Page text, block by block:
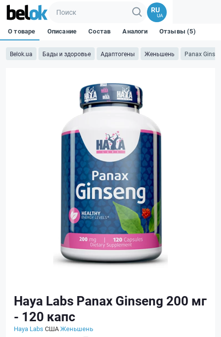
RU
UA
Belok.ua Бады и здоровье Адаптогены Женьшень Panax
О товаре Описание Состав Аналоги Отзывы (5)
Haya Labs Panax Ginseng 200 мг
- 120 капс
Haya Labs СШАЖеньшень